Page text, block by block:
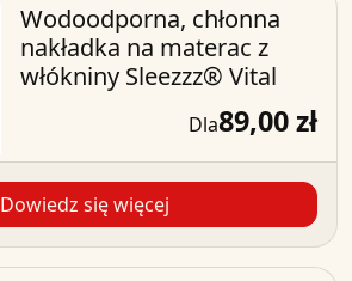
Wodoodporna, chłonna
nakładka na materac z
włókniny Sleezzz® Vital
Dla89,00 zł
Dowiedz się więcej